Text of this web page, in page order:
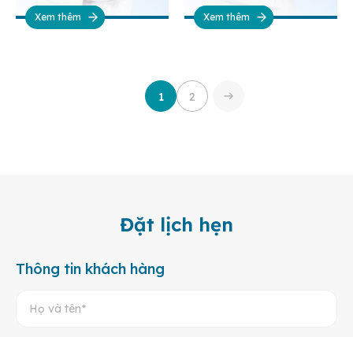
Xem thêm Xem thêm
1 2
Đặt lịch hẹn
Thông tin khách hàng